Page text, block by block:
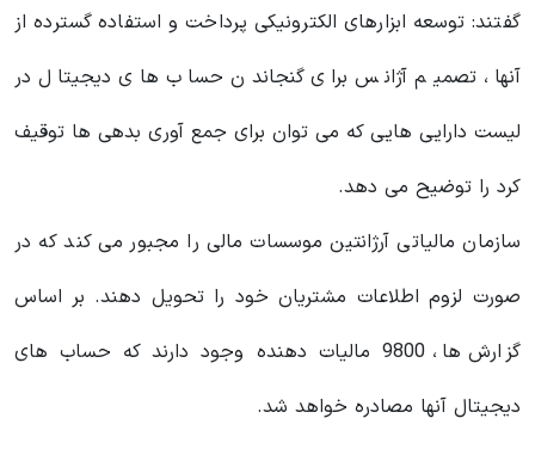
گفتند: توسعه ابزارهای الکترونیکی پرداخت و استفاده گسترده از
آنها، تصمیم آژانس برای گنجاندن حساب های دیجیتال در
لیست دارایی هایی که می توان برای جمع آوری بدهی ها توقیف
کرد را توضیح می دهد.
سازمان مالیاتی آرژانتین موسسات مالی را مجبور می کند که در
صورت لزوم اطلاعات مشتریان خود را تحویل دهند. بر اساس
گزارش ها، 9800 مالیات دهنده وجود دارند که حساب های
دیجیتال آنها مصادره خواهد شد.